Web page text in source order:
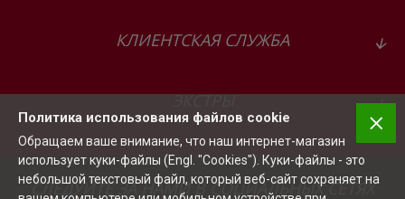
Специальное уплотнение на крышке Aromasafe
Темный тонированный контейнер также помогает
сохранить аромат кофейных зерен.
* Обратите внимание: несмотря на автоматическую
дозировку и помол кофе до последнего зерна в
контейнере, после смены кофейных зерен может
КЛИЕНТСКАЯ СЛУЖБА
ЭКСТРЫ
СЛЕДУЙТЕ ЗА НАМИ В СОЦИАЛЬНЫХ СЕТЯХ
Политика использования файлов cookie
Обращаем ваше внимание, что наш интернет-магазин
использует куки-файлы (Engl. "Cookies"). Куки-файлы - это
небольшой текстовый файл, который веб-сайт сохраняет на